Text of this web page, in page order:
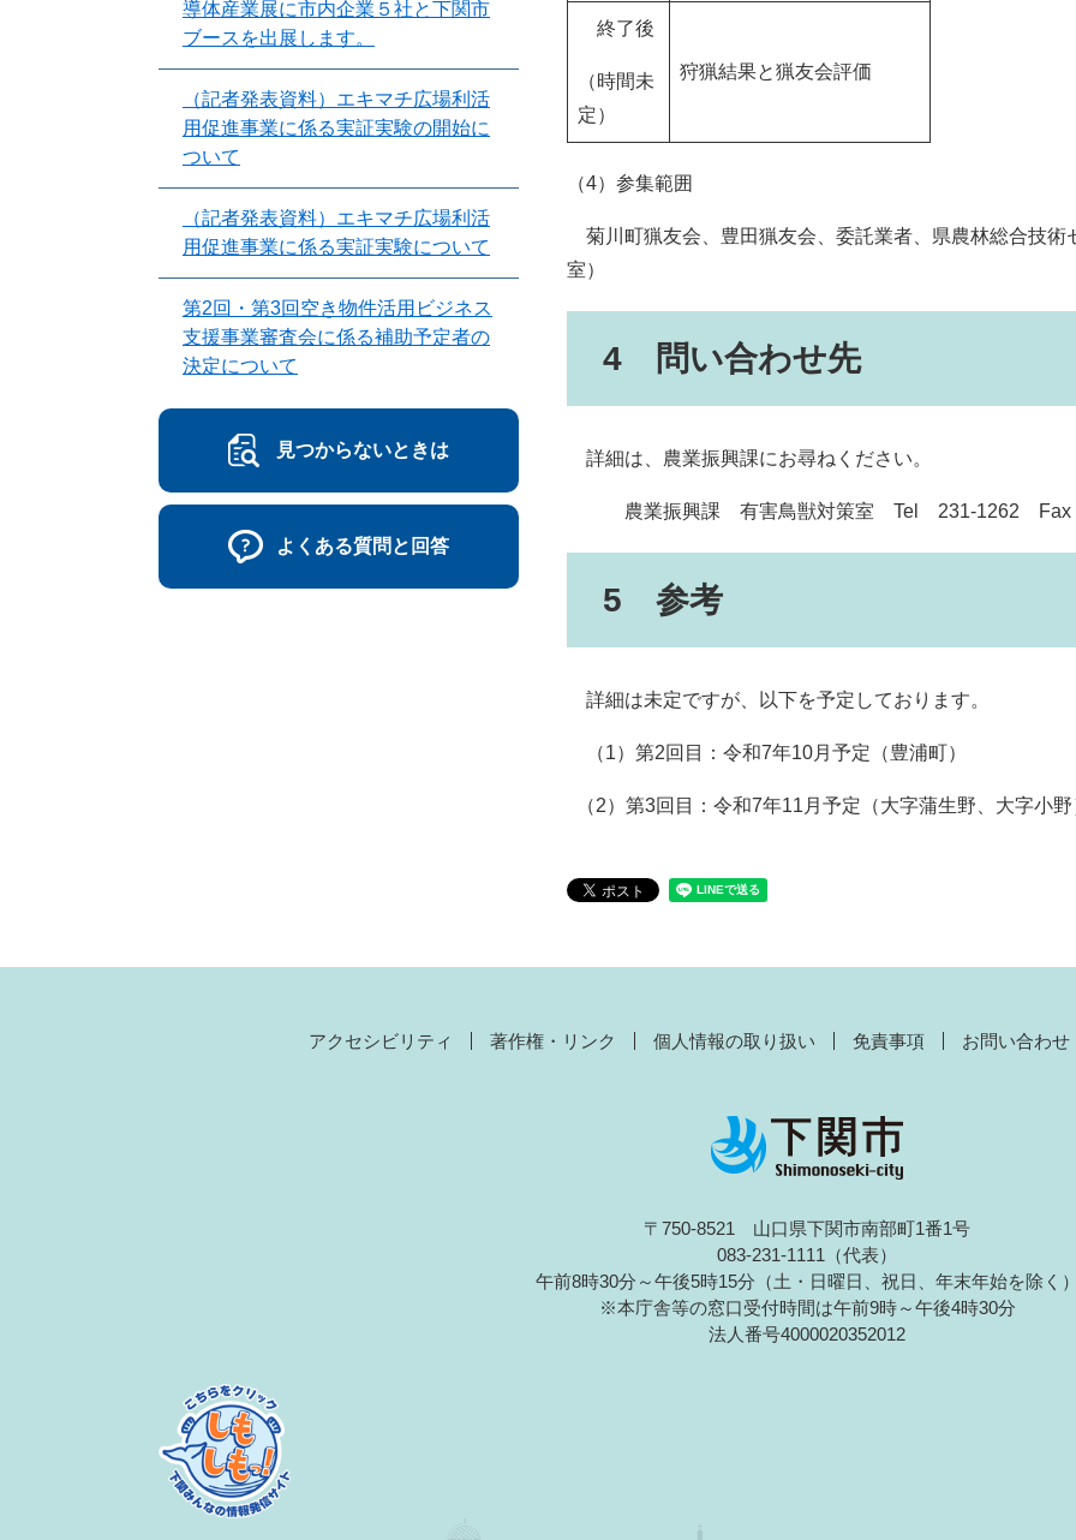
終了後
（時間未
定）
狩猟結果と猟友会評価
（4）参集範囲
菊川町猟友会、豊田猟友会、委託業者、県農林総合技術
室）
4 問い合わせ先
詳細は、農業振興課にお尋ねください。
農業振興課 有害鳥獣対策室 Tel 231-1262
5 参考
詳細は未定ですが、以下を予定しております。
（1）第2回目：令和7年10月予定（豊浦町）
（2）第3回目：令和7年11月予定（大字蒲生野、大字小野
導体産業展に市内企業５社と下関市
ブースを出展します。
（記者発表資料）エキマチ広場利活
用促進事業に係る実証実験の開始に
ついて
（記者発表資料）エキマチ広場利活
用促進事業に係る実証実験について
第2回・第3回空き物件活用ビジネス
支援事業審査会に係る補助予定者の
決定について
見つからないときは
よくある質問と回答
アクセシビリティ 著作権・リンク 個人情報の取り扱い 免責事項 お問い合わせ
〒750-8521 山口県下関市南部町1番1号
083-231-1111（代表）
午前8時30分～午後5時15分（土・日曜日、祝日、年末年始を除く
※本庁舎等の窓口受付時間は午前9時～午後4時30分
法人番号4000020352012